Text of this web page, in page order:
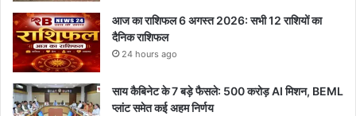
आज का राशिफल 6 अगस्त 2026: सभी 12 राशियों का
दैनिक राशिफल
24 hours ago
साय कैबिनेट के 7 बड़े फैसले: 500 करोड़ AI मिशन, BEML
प्लांट समेत कई अहम निर्णय